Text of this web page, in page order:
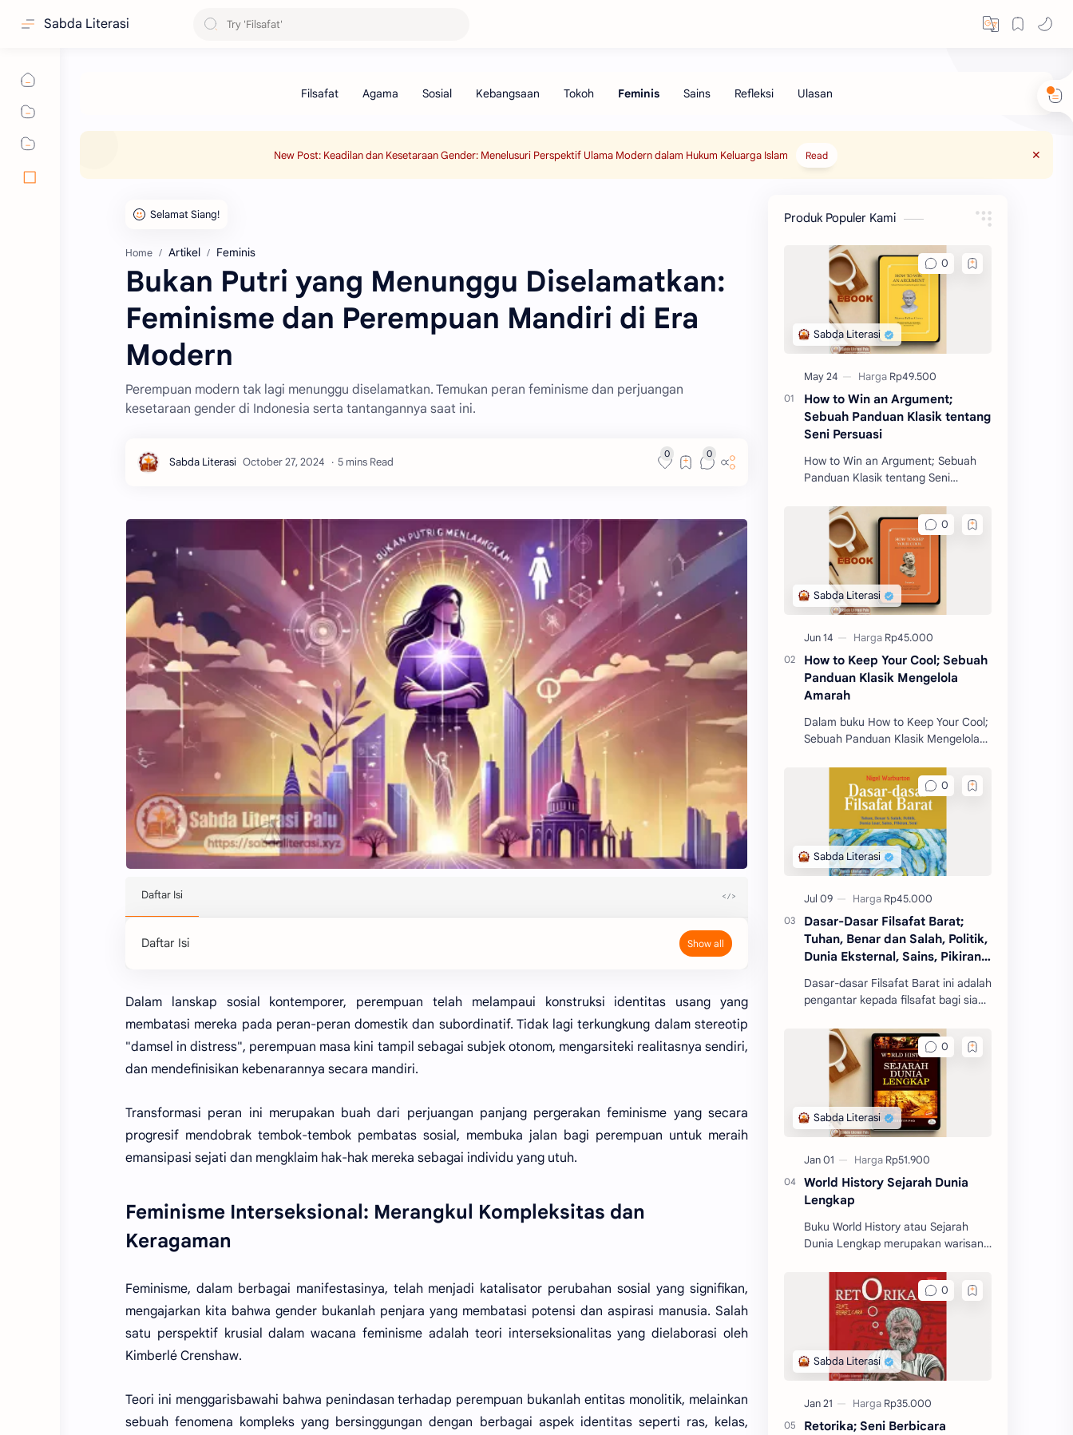
Sabda Literasi
New Post: Keadilan dan Kesetaraan Gender: Menelusuri Perspektif Ulama Modern dalam Hukum Keluarga Islam Read
Home Artikel Feminis
Bukan Putri yang Menunggu Diselamatkan:
Feminisme dan Perempuan Mandiri di Era
Modern
Perempuan modern tak lagi menunggu diselamatkan. Temukan peran feminisme dan perjuangan
kesetaraan gender di Indonesia serta tantangannya saat ini.
5 mins Read
Daftar Isi
Dalam lanskap sosial kontemporer, perempuan telah melampaui konstruksi identitas usang yang
membatasi mereka pada peran-peran domestik dan subordinatif. Tidak lagi terkungkung dalam stereotip
"damsel in distress", perempuan masa kini tampil sebagai subjek otonom, mengarsiteki realitasnya sendiri,
dan mendefinisikan kebenarannya secara mandiri.
Transformasi peran ini merupakan buah dari perjuangan panjang pergerakan feminisme yang secara
progresif mendobrak tembok-tembok pembatas sosial, membuka jalan bagi perempuan untuk meraih
emansipasi sejati dan mengklaim hak-hak mereka sebagai individu yang utuh.
Feminisme Interseksional: Merangkul Kompleksitas dan
Keragaman
Feminisme, dalam berbagai manifestasinya, telah menjadi katalisator perubahan sosial yang signifikan,
mengajarkan kita bahwa gender bukanlah penjara yang membatasi potensi dan aspirasi manusia. Salah
satu perspektif krusial dalam wacana feminisme adalah teori interseksionalitas yang dielaborasi oleh
Kimberlé Crenshaw.
Teori ini menggarisbawahi bahwa penindasan terhadap perempuan bukanlah entitas monolitik, melainkan
sebuah fenomena kompleks yang bersinggungan dengan berbagai aspek identitas seperti ras, kelas,
Produk Populer Kami
How to Win an Argument;
Sebuah Panduan Klasik tentang
Seni Persuasi
How to Win an Argument; Sebuah
Panduan Klasik tentang Seni
buku filosofi karangan Marcus
Tullius Cicero. Buku ini akan m
How to Keep Your Cool; Sebuah
Panduan Klasik Mengelola
Amarah
Dalam buku How to Keep Your Cool;
Sebuah Panduan Klasik Mengelola
berbagai prinsip dan strategi untuk
mengelola emosi, khus
Dasar-Dasar Filsafat Barat;
Tuhan, Benar dan Salah, Politik,
Dunia Eksternal, Sains, Pikiran,
Dasar-dasar Filsafat Barat ini adalah
pengantar kepada filsafat bagi siapa
mengenal filsafat.
World History Sejarah Dunia
Lengkap
Buku World History atau Sejarah
Dunia Lengkap merupakan warisan
memberikan gambaran yang begitu
jelas tentang sejarah dunia.
Retorika; Seni Berbicara